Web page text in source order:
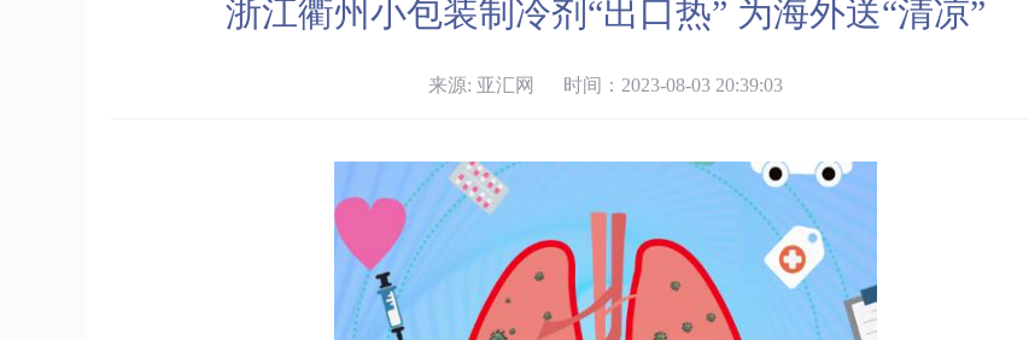
浙江衢州小包装制冷剂“出口热” 为海外送“清凉”
来源: 亚汇网 时间：2023-08-03 20:39:03